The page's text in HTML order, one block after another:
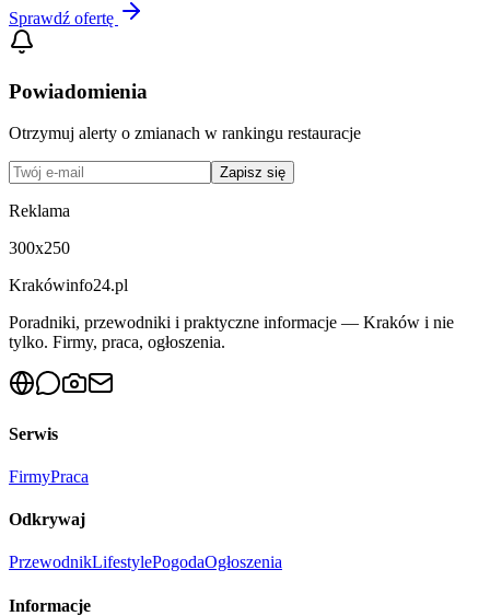
Sprawdź ofertę
Powiadomienia
Otrzymuj alerty o zmianach w rankingu restauracje
Zapisz się
Reklama
300x250
Krakówinfo24.pl
Poradniki, przewodniki i praktyczne informacje — Kraków i nie
tylko. Firmy, praca, ogłoszenia.
Serwis
FirmyPraca
Odkrywaj
PrzewodnikLifestylePogodaOgłoszenia
Informacje